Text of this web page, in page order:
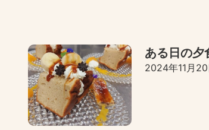
ある日の夕
2024年11月20